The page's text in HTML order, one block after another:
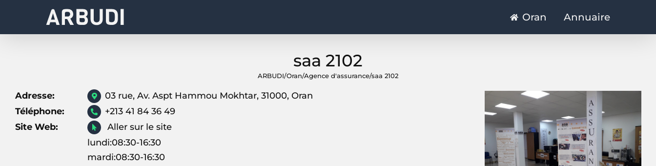
content
Oran Annuaire
saa 2102
ARBUDI/Oran/Agence d'assurance/saa 2102
Adresse:
03 rue, Av. Aspt Hammou Mokhtar, 31000, Oran
Téléphone:
+213 41 84 36 49
Site Web:
Aller sur le site
lundi:08:30-16:30
mardi:08:30-16:30